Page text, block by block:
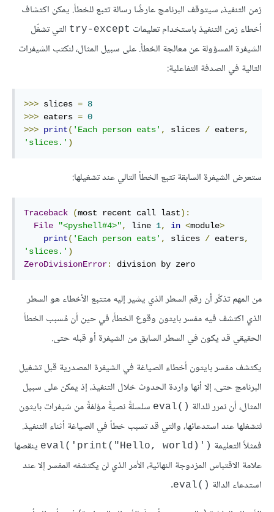
زمن التنفيذ، سيتوقف البرنامج عارضًا رسالة تتبع للخطأ. يمكن اكتشاف
أخطاء زمن التنفيذ باستخدام تعليمات try-except التي تشغّل
الشيفرة المسؤولة عن معالجة الخطأ. على سبيل المثال، لنكتب الشيفرات
التالية في الصدفة التفاعلية:
>>> slices = 8
>>> eaters = 0
>>> print( 'Each person eats' , slices / eaters,
'slices.' )
ستعرض الشيفرة السابقة تتبع الخطأ التالي عند تشغيلها:
Traceback (most recent call last):
File
"<pyshell#4>", line 1, in <module>
print( 'Each person eats' , slices / eaters,
'slices.' )
ZeroDivisionError: division by zero
من المهم تذكّر أن رقم السطر الذي يشير إليه متتبع الأخطاء هو السطر
الذي اكتشف فيه مفسر بايثون وقوع الخطأ، في حين أن مُسبب الخطأ
الحقيقي قد يكون في السطر السابق من الشيفرة أو قبله حتى.
يكتشف مفسر بايثون أخطاء الصياغة في الشيفرة المصدرية قبل تشغيل
البرنامج حتى، إلا أنها واردة الحدوث خلال التنفيذ، إذ يمكن على سبيل
المثال، أن نمرر للدالة ()eval
سلسلةً نصيةً مؤلفةً من شيفرات بايثون
لتشغلها عند استدعائها، والتي قد تسبب خطأ في الصياغة أثناء التنفيذ.
فمثلاً التعليمة ('(eval('print("Hello, world
ينقصها
علامة الاقتباس المزدوجة النهائية، الأمر الذي لن يكتشفه المفسر إلا عند
استدعاء الدالة ()eval
.